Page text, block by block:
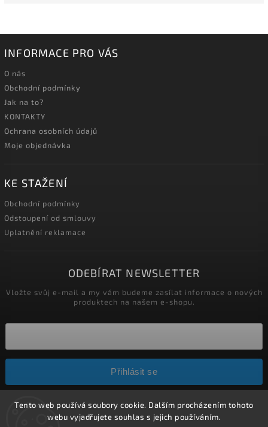
Tento web používá soubory cookie. Dalším procházením tohoto
webu vyjadřujete souhlas s jejich používáním.
INFORMACE PRO VÁS
O nás
Obchodní podmínky
Jak na to?
KONTAKTY
Ochrana osobních údajů
Moje objednávka
KE STAŽENÍ
Obchodní podmínky
Odstoupení od smlouvy
Uplatnění reklamace
ODEBÍRAT NEWSLETTER
Vložte svůj e-mail a my vám budeme zasílat informace o nových
produktech na našem e-shopu.
Přihlásit se
Copyright 2026HELÍSEK stavební s.r.o.. Všechna práva